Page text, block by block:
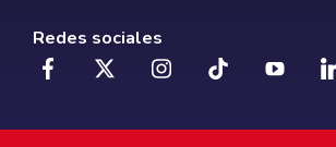
Redes sociales